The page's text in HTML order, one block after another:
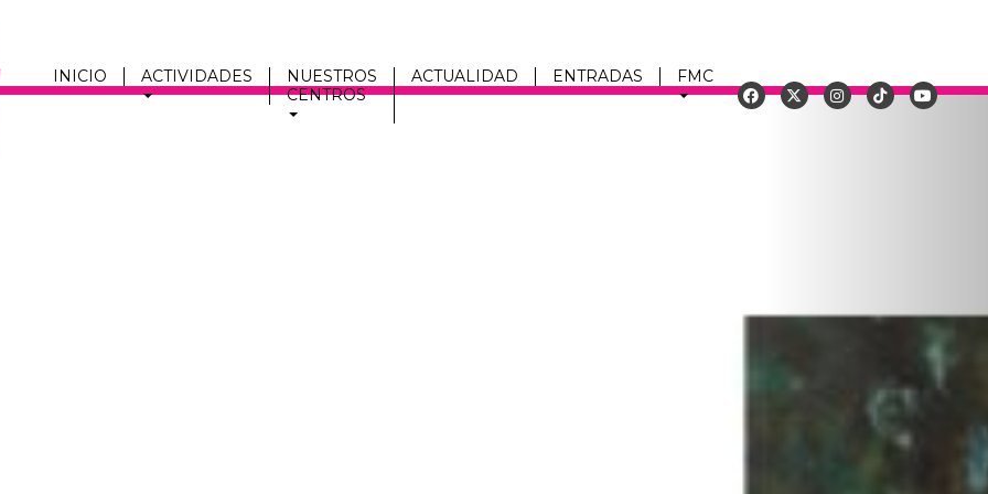
INICIO ACTIVIDADES
NUESTROS
CENTROS
ACTUALIDAD ENTRADAS FMC
Siguiente